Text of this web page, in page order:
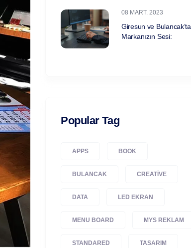
08 MART. 2023
Giresun ve Bulancak’ta
Markanızın Sesi:
Popular Tag
APPS BOOK
BULANCAK CREATIVE
DATA LED EKRAN
MENU BOARD MYS REKLAM
STANDARED TASARIM